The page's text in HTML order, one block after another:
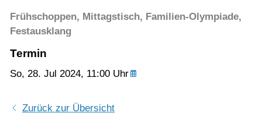
Frühschoppen, Mittagstisch, Familien-Olympiade,
Festausklang
Termin
So, 28. Jul 2024, 11:00 Uhr
Zurück zur Übersicht